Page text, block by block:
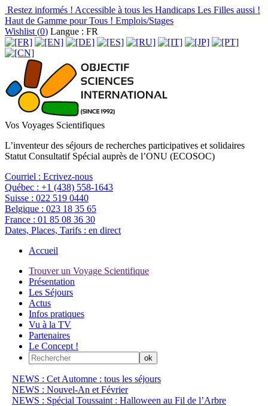
Restez informés ! Accessible à tous les Handicaps Les Filles aussi !
Haut de Gamme pour Tous ! Emplois/Stages
Wishlist (0) Langue : FR
Vos Voyages Scientifiques
L’inventeur des séjours de recherches participatives et solidaires
Statut Consultatif Spécial auprès de l’ONU (ECOSOC)
Courriel : Ecrivez-nous
Québec : +1 (438) 558-1643
Suisse : 022 519 0440
Belgique : 023 18 35 65
France : 01 85 08 36 30
Dates, Places, Tarifs : en direct
Accueil
Trouver un Voyage Scientifique
Présentation
Les Séjours
Actus
Infos pratiques
Vu à la TV
Partenaires
Le Concept !
NEWS : Cet Automne : tous les séjours
NEWS : Nouvel-An et Février
NEWS : Spécial Toussaint : Halloween au Fil de l’Arbre